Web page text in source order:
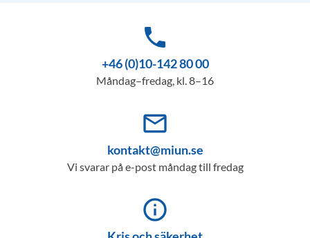
phone
+46 (0)10-142 80 00
Måndag–fredag, kl. 8–16
mail_outline
kontakt@miun.se
Vi svarar på e-post måndag till fredag
info_outline